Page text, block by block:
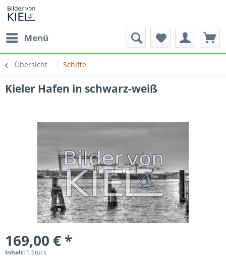
Menü
Übersicht Schiffe
Kieler Hafen in schwarz-weiß
169,00 € *
Inhalt: 1 Stück